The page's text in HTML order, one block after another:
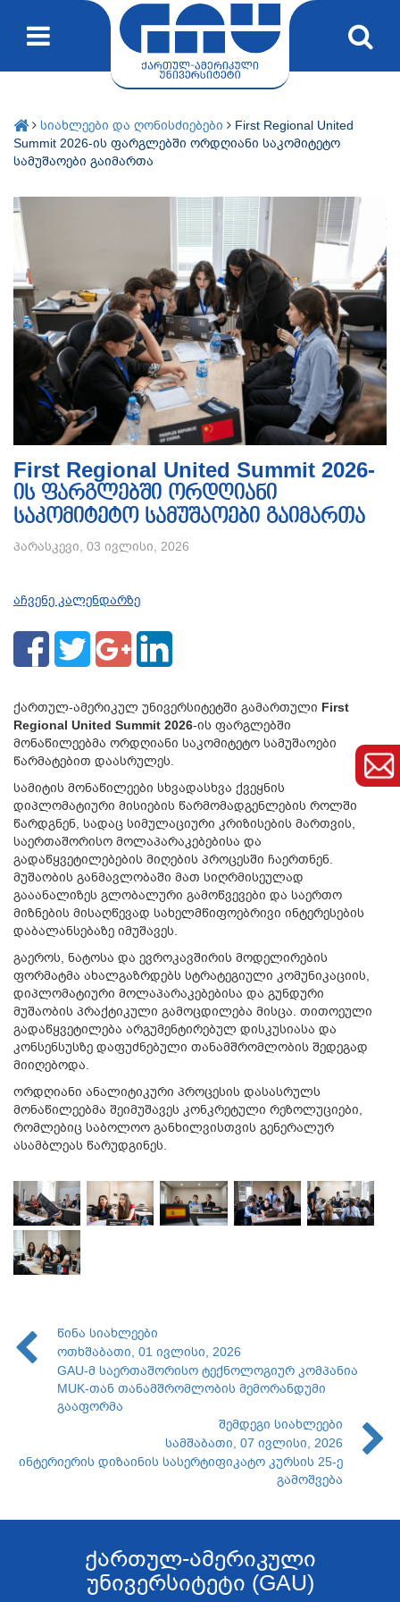
სიახლეები და ღონისძიებები
First Regional United
Summit 2026-ის ფარგლებში ორდღიანი საკომიტეტო
სამუშაოები გაიმართა
First Regional United Summit 2026-
ის ფარგლებში ორდღიანი
საკომიტეტო სამუშაოები გაიმართა
პარასკევი, 03 ივლისი, 2026
აჩვენე კალენდარზე
ქართულ-ამერიკულ უნივერსიტეტში გამართული First
Regional United Summit 2026-ის ფარგლებში
მონაწილეებმა ორდღიანი საკომიტეტო სამუშაოები
წარმატებით დაასრულეს.
სამიტის მონაწილეები სხვადასხვა ქვეყნის
დიპლომატიური მისიების წარმომადგენლების როლში
წარდგნენ, სადაც სიმულაციური კრიზისების მართვის,
საერთაშორისო მოლაპარაკებებისა და
გადაწყვეტილებების მიღების პროცესში ჩაერთნენ.
მუშაობის განმავლობაში მათ სიღრმისეულად
გააანალიზეს გლობალური გამოწვევები და საერთო
მიზნების მისაღწევად სახელმწიფოებრივი ინტერესების
დაბალანსებაზე იმუშავეს.
გაეროს, ნატოსა და ევროკავშირის მოდელირების
ფორმატმა ახალგაზრდებს სტრატეგიული კომუნიკაციის,
დიპლომატიური მოლაპარაკებებისა და გუნდური
მუშაობის პრაქტიკული გამოცდილება მისცა. თითოეული
გადაწყვეტილება არგუმენტირებულ დისკუსიასა და
კონსენსუსზე დაფუძნებული თანამშრომლობის შედეგად
მიიღებოდა.
ორდღიანი ანალიტიკური პროცესის დასასრულს
მონაწილეებმა შეიმუშავეს კონკრეტული რეზოლუციები,
რომლებიც საბოლოო განხილვისთვის გენერალურ
ასამბლეას წარუდგინეს.
წინა სიახლეები
ოთხშაბათი, 01 ივლისი, 2026
GAU-მ საერთაშორისო ტექნოლოგიურ კომპანია
MUK-თან თანამშრომლობის მემორანდუმი
გააფორმა
შემდეგი სიახლეები
სამშაბათი, 07 ივლისი, 2026
ინტერიერის დიზაინის სასერტიფიკატო კურსის 25-ე
გამოშვება
ქართულ-ამერიკული
უნივერსიტეტი (GAU)